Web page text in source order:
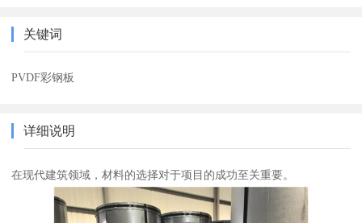
关键词
PVDF彩钢板
详细说明
在现代建筑领域，材料的选择对于项目的成功至关重要。